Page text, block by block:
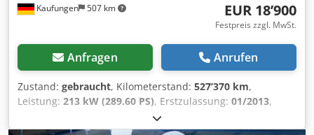
Kaufungen 507 km EUR 18’900
Festpreis zzgl. MwSt.
Anfragen Anrufen
Zustand: gebraucht, Kilometerstand: 527’370 km,
Leistung: 213 kW (289.60 PS), Erstzulassung: 01/2013,
, Gesamtgewicht:
Konfiguration:2 Achsen, nächste Prüfung (TÜV):08/2028,